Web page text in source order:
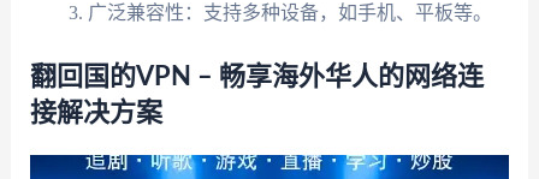
广泛兼容性：支持多种设备，如手机、平板等。
翻回国的VPN – 畅享海外华人的网络连
接解决方案